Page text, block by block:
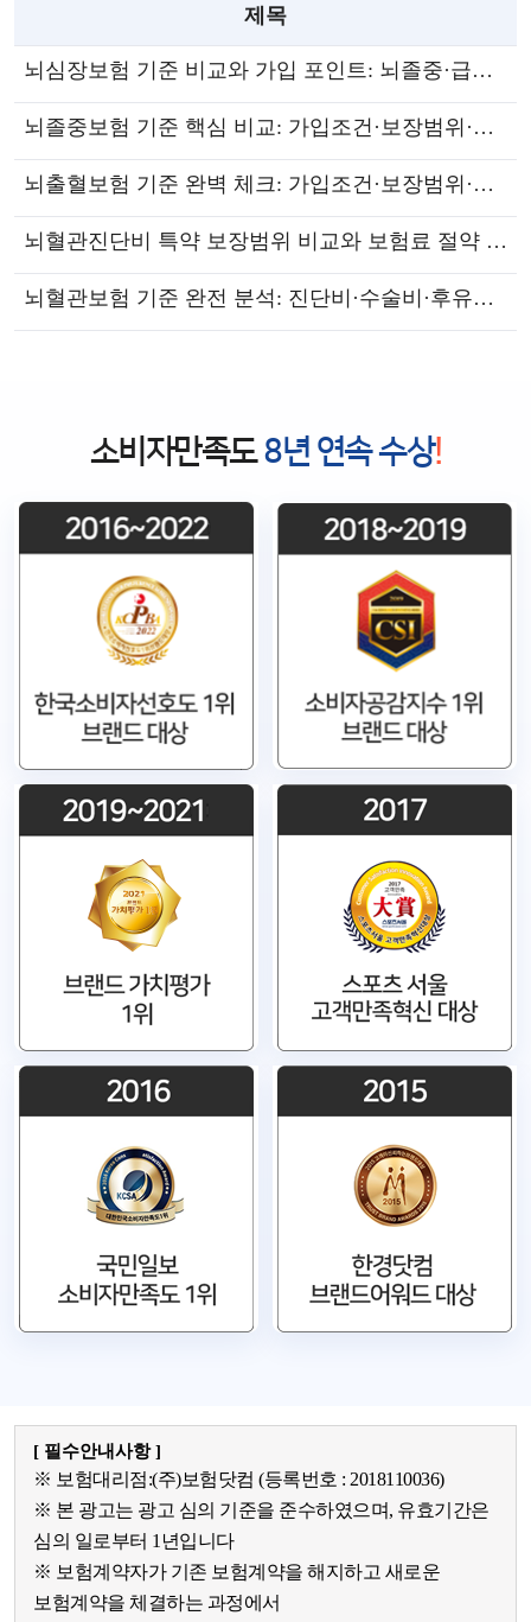
제목
뇌심장보험 기준 비교와 가입 포인트: 뇌졸중·급성심근경색 보장 범위 한눈에
뇌졸중보험 기준 핵심 비교: 가입조건·보장범위·후유장해 인정기준·청구서류 체크리스트
뇌출혈보험 기준 완벽 체크: 가입조건·보장범위·면책기간·청구서류까지 한 번에
뇌혈관진단비 특약 보장범위 비교와 보험료 절약 팁: 가입 전 반드시 확인할 핵심 체크리스트
뇌혈관보험 기준 완전 분석: 진단비·수술비·후유장해 지급 기준과 가입 조건 깊이보기
소비자만족도8년 연속 수상!
[ 필수안내사항 ]
※ 보험대리점:(주)보험닷컴 (등록번호 : 2018110036)
※ 본 광고는 광고 심의 기준을 준수하였으며, 유효기간은
심의 일로부터 1년입니다
※ 보험계약자가 기존 보험계약을 해지하고 새로운
보험계약을 체결하는 과정에서